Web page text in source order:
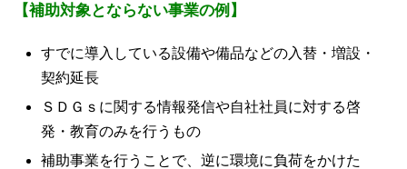
【補助対象とならない事業の例】
すでに導入している設備や備品などの入替・増設・
契約延長
ＳＤＧｓに関する情報発信や自社社員に対する啓
発・教育のみを行うもの
補助事業を行うことで、逆に環境に負荷をかけた